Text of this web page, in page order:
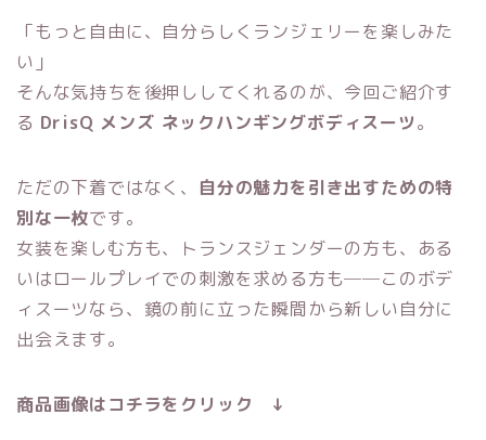
「もっと自由に、自分らしくランジェリーを楽しみた
い」
そんな気持ちを後押ししてくれるのが、今回ご紹介す
る DrisQ メンズ ネックハンギングボディスーツ。
ただの下着ではなく、 自分の魅力を引き出すための特
別な一枚です。
女装を楽しむ方も、トランスジェンダーの方も、ある
いはロールプレイでの刺激を求める方も──このボデ
ィスーツなら、鏡の前に立った瞬間から新しい自分に
出会えます。
商品画像はコチラをクリック ↓